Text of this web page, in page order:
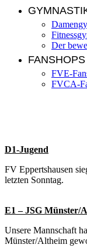
Der
FANSHOPS
FVE-
FVCA-
D1-Jugend
FV Eppertshausen
letzten Sonntag.
E1 – JSG Münster/
Unsere Mannschaft
Münster/Altheim